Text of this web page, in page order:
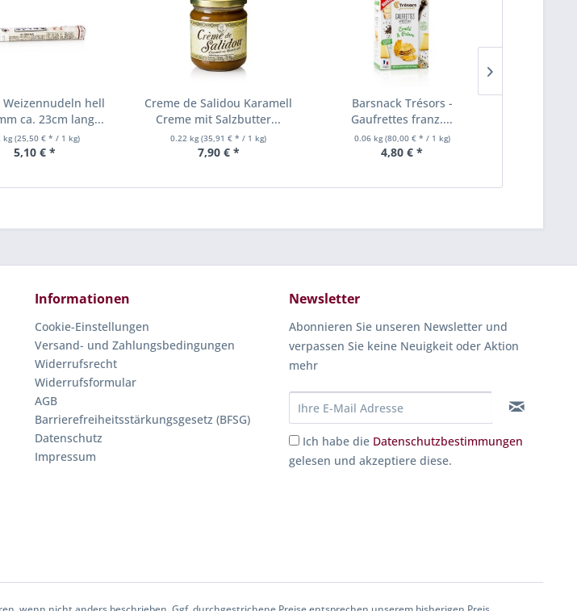
Weizennudeln hell
ca. 23cm lang...
kg(25,50 € * / 1 kg)
5,10 € *
Creme de Salidou Karamell
Creme mit Salzbutter...
0.22 kg(35,91 € * / 1 kg)
7,90 € *
Barsnack Trésors -
Gaufrettes franz....
0.06 kg(80,00 € * / 1 kg)
4,80 € *
Informationen
Cookie-Einstellungen
Versand- und Zahlungsbedingungen
Widerrufsrecht
Widerrufsformular
AGB
Barrierefreiheitsstärkungsgesetz (BFSG)
Datenschutz
Impressum
Newsletter
Abonnieren Sie unseren Newsletter und
verpassen Sie keine Neuigkeit oder Aktion
mehr
Ich habe die Datenschutzbestimmungen
gelesen und akzeptiere diese.